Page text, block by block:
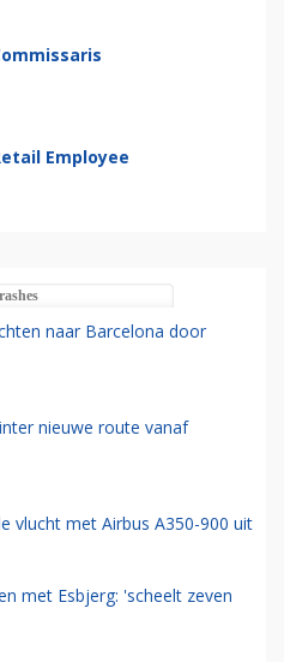
Employee
naar Barcelona door
nieuwe route vanaf
vlucht met Airbus A350-900 uit
met Esbjerg: 'scheelt zeven